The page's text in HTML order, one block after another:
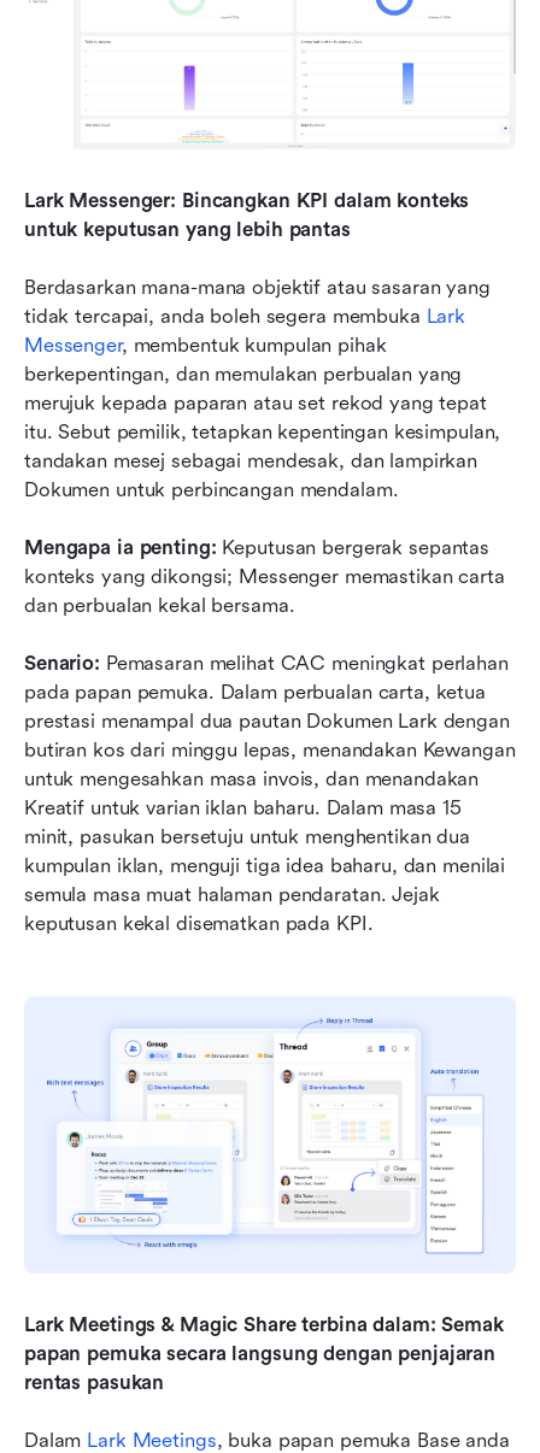
Lark Messenger: Bincangkan KPI dalam konteks
untuk keputusan yang lebih pantas
Berdasarkan mana-mana objektif atau sasaran yang
tidak tercapai, anda boleh segera membuka Lark
Messenger, membentuk kumpulan pihak
berkepentingan, dan memulakan perbualan yang
merujuk kepada paparan atau set rekod yang tepat
itu. Sebut pemilik, tetapkan kepentingan kesimpulan,
tandakan mesej sebagai mendesak, dan lampirkan
Dokumen untuk perbincangan mendalam.
Mengapa ia penting: Keputusan bergerak sepantas
konteks yang dikongsi; Messenger memastikan carta
dan perbualan kekal bersama.
Senario: Pemasaran melihat CAC meningkat perlahan
pada papan pemuka. Dalam perbualan carta, ketua
prestasi menampal dua pautan Dokumen Lark dengan
butiran kos dari minggu lepas, menandakan Kewangan
untuk mengesahkan masa invois, dan menandakan
Kreatif untuk varian iklan baharu. Dalam masa 15
minit, pasukan bersetuju untuk menghentikan dua
kumpulan iklan, menguji tiga idea baharu, dan menilai
semula masa muat halaman pendaratan. Jejak
keputusan kekal disematkan pada KPI.
Lark Meetings & Magic Share terbina dalam: Semak
papan pemuka secara langsung dengan penjajaran
rentas pasukan
Dalam Lark Meetings, buka papan pemuka Base anda